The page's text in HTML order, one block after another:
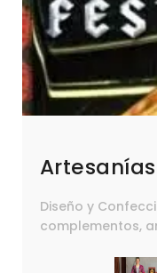
Artesanías
Diseño y
complementos,